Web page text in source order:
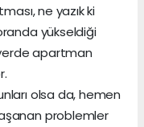
ne yazık ki
yükseldiği
apartman
olsa da, hemen
problemler